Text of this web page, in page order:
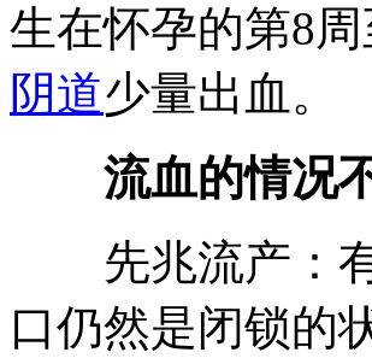
生在怀孕的第8
阴道少量出血。
流血的情况
先兆流产：有
口仍然是闭锁的